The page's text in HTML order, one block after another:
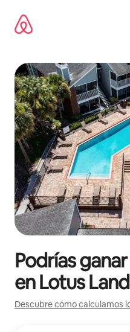
contenido
Podrías ganar
enLotus
Descubre cómo calculamos